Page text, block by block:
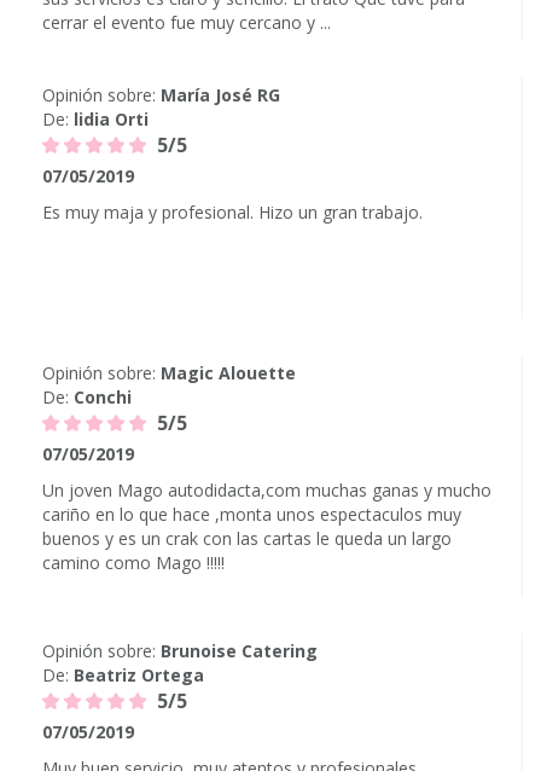
cerrar el evento fue muy cercano y ...
Opinión sobre: María José RG
De: lidia Orti
5/5
07/05/2019
Es muy maja y profesional. Hizo un gran trabajo.
Opinión sobre: Magic Alouette
De: Conchi
5/5
07/05/2019
Un joven Mago autodidacta,com muchas ganas y mucho
cariño en lo que hace ,monta unos espectaculos muy
buenos y es un crak con las cartas le queda un largo
camino como Mago !!!!!
Opinión sobre: Brunoise Catering
De: Beatriz Ortega
5/5
07/05/2019